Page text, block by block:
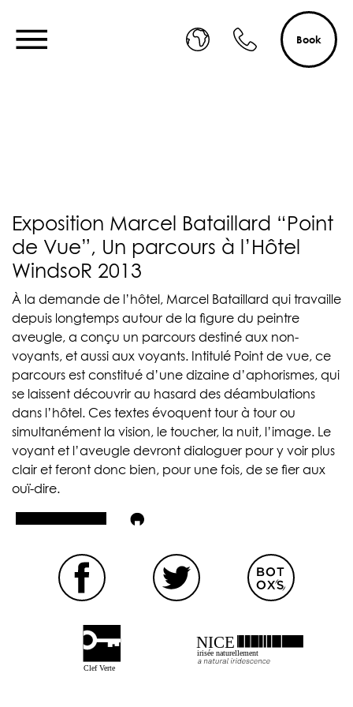
Book
Exposition Marcel Bataillard “Point
de Vue”, Un parcours à l’Hôtel
WindsoR 2013
À la demande de l’hôtel, Marcel Bataillard qui travaille
depuis longtemps autour de la figure du peintre
aveugle, a conçu un parcours destiné aux non-
voyants, et aussi aux voyants. Intitulé Point de vue, ce
parcours est constitué d’une dizaine d’aphorismes, qui
se laissent découvrir au hasard des déambulations
dans l’hôtel. Ces textes évoquent tour à tour ou
simultanément la vision, le toucher, la nuit, l’image. Le
voyant et l’aveugle devront dialoguer pour y voir plus
clair et feront donc bien, pour une fois, de se fier aux
ouï-dire.
Clef Verte
NICE
irisée naturellement